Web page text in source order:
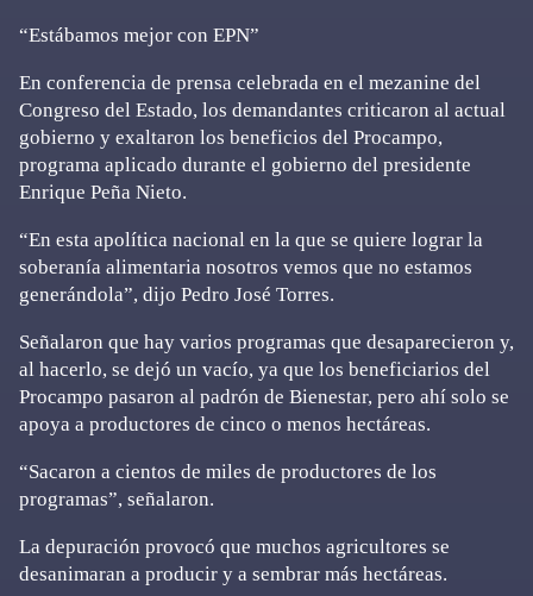
“Estábamos mejor con EPN”
En conferencia de prensa celebrada en el mezanine del
Congreso del Estado, los demandantes criticaron al actual
gobierno y exaltaron los beneficios del Procampo,
programa aplicado durante el gobierno del presidente
Enrique Peña Nieto.
“En esta apolítica nacional en la que se quiere lograr la
soberanía alimentaria nosotros vemos que no estamos
generándola”, dijo Pedro José Torres.
Señalaron que hay varios programas que desaparecieron y,
al hacerlo, se dejó un vacío, ya que los beneficiarios del
Procampo pasaron al padrón de Bienestar, pero ahí solo se
apoya a productores de cinco o menos hectáreas.
“Sacaron a cientos de miles de productores de los
programas”, señalaron.
La depuración provocó que muchos agricultores se
desanimaran a producir y a sembrar más hectáreas.